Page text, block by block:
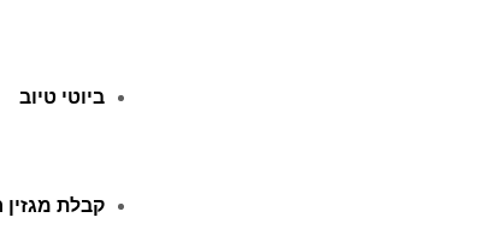
ביוטי טיוב
קבלת מגזין